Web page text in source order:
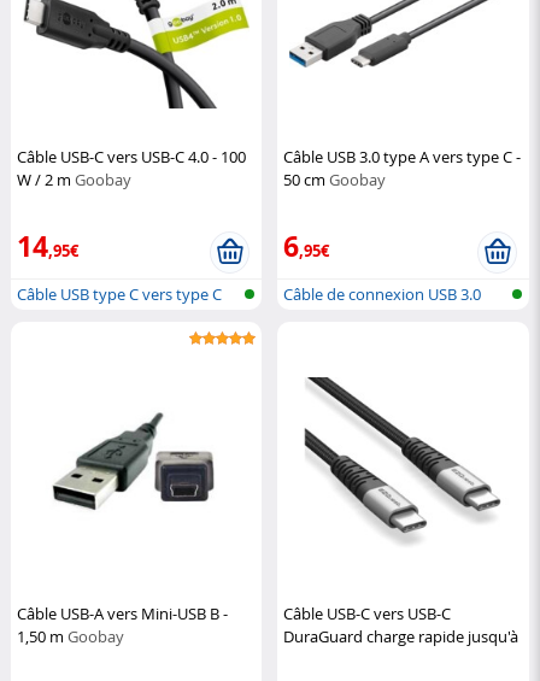
Câble USB-C vers USB-C 4.0 - 100
W / 2 m Goobay
14,95€
Câble USB type C vers type C
Câble USB 3.0 type A vers type C -
50 cmGoobay
6,95€
Câble de connexion USB 3.0
Câble USB-A vers Mini-USB B -
1,50 m Goobay
Câble USB-C vers USB-C
DuraGuard charge rapide jusqu'à